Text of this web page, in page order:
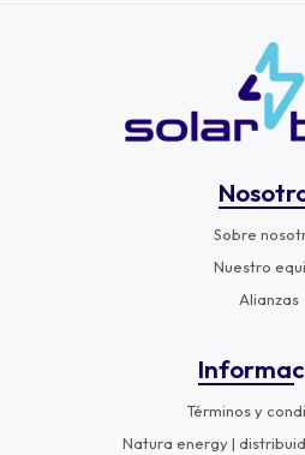
Sobre
Nuestro
Alianzas
Términos y
Natura energy |